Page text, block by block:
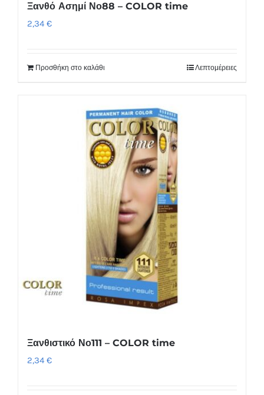
Ξανθό Ασημί Νο88 – COLOR time
2,34 €
Προσθήκη στο καλάθι Λεπτομέρειες
Ξανθιστικό Νο111 – COLOR time
2,34 €